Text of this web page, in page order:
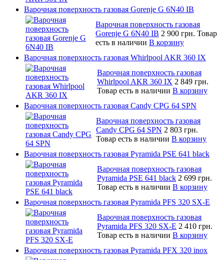
Варочная поверхность газовая Gorenje G 6N40 IB
Варочная поверхность газовая
Gorenje G 6N40 IB 2 900 грн. Товар
есть в наличии В корзину
Варочная поверхность газовая Whirlpool AKR 360 IX
Варочная поверхность газовая
Whirlpool AKR 360 IX 2 849 грн.
Товар есть в наличии В корзину
Варочная поверхность газовая Candy CPG 64 SPN
Варочная поверхность газовая
Candy CPG 64 SPN 2 803 грн.
Товар есть в наличии В корзину
Варочная поверхность газовая Pyramida PSE 641 black
Варочная поверхность газовая
Pyramida PSE 641 black 2 699 грн.
Товар есть в наличии В корзину
Варочная поверхность газовая Pyramida PFS 320 SX-E
Варочная поверхность газовая
Pyramida PFS 320 SX-E 2 410 грн.
Товар есть в наличии В корзину
Варочная поверхность газовая Pyramida PFX 320 inox